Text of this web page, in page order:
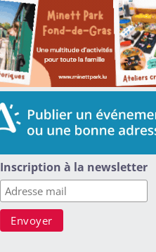
Inscription à la newsletter